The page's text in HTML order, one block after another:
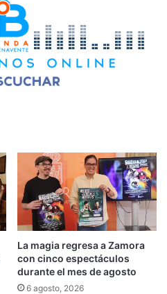
La magia regresa a Zamora
con cinco espectáculos
durante el mes de agosto
6 agosto, 2026